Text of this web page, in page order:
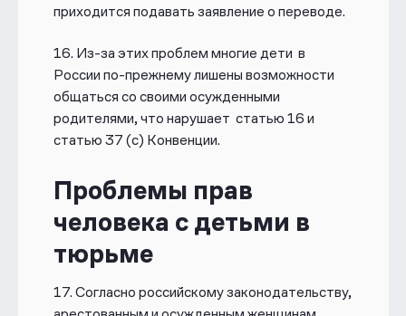
приходится подавать заявление о переводе.
16. Из-за этих проблем многие дети в
России по-прежнему лишены возможности
общаться со своими осужденными
родителями, что нарушает статью 16 и
статью 37 (c) Конвенции.
Проблемы прав
человека с детьми в
тюрьме
17. Согласно российскому законодательству,